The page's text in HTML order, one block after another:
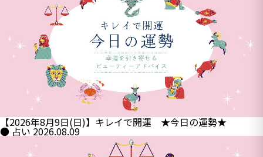
【2026年8月9日(日)】キレイで開運 ★今日の運勢★
● 占い 2026.08.09